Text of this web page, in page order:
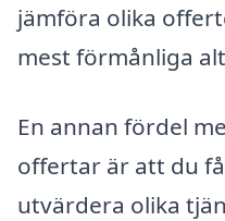
jämföra olika
mest förmånliga
En annan fördel
offertar är att du
utvärdera olika